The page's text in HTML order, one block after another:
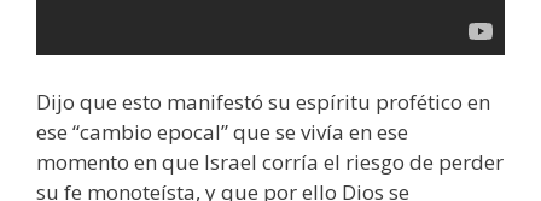
Dijo que esto manifestó su espíritu profético en
ese “cambio epocal” que se vivía en ese
momento en que Israel corría el riesgo de perder
su fe monoteísta, y que por ello Dios se